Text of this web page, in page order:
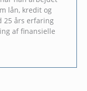
lån, kredit og
25 års erfaring
af finansielle